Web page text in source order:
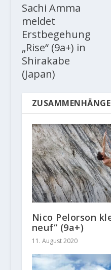
Sachi Amma
meldet
Erstbegehung
„Rise“ (9a+) in
Shirakabe
(Japan)
Nico Pelorson
neuf“ (9a+)
11. August 2020